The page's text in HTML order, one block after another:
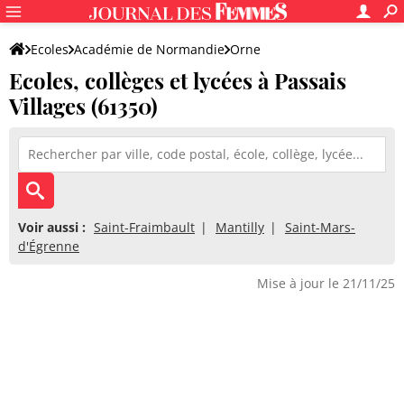
Ecoles Académie de Normandie Orne
Ecoles, collèges et lycées à Passais
Villages (61350)
Voir aussi : Saint-Fraimbault Mantilly
Saint-Mars-
d'Égrenne
Mise à jour le 21/11/25